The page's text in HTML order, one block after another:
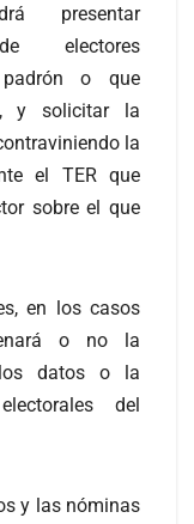
presentar
electores
padrón o que
y solicitar la
la
el TER que
sobre el que
en los casos
o no la
los datos o la
del
y las nóminas